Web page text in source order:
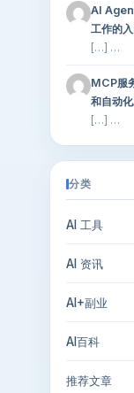
AI
工作的
[…] …
MCP服
和自动
[…] …
分类
AI 工具
AI 资讯
AI+副业
AI百科
推荐文章